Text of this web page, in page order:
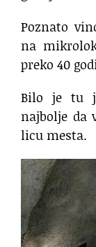
Poznato
na
preko 40
Bilo je tu
najbolje da
licu mesta.